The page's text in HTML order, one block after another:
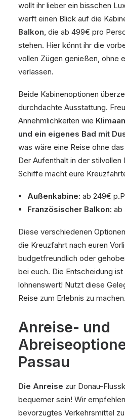
wollt ihr lieber ein bisschen
werft einen Blick auf die
Balkon, die ab 499€ pro
stehen. Hier könnt ihr die
vollen Zügen genießen, ohne
verlassen.
Beide Kabinenoptionen
durchdachte Ausstattung.
Annehmlichkeiten wie
und ein eigenes Bad mit
was wäre eine Reise ohne
Der Aufenthalt in der stilvollen
Schiffe macht eure
Außenkabine: ab 249€
Französischer Balkon: ab
Diese verschiedenen
die Kreuzfahrt nach euren
budgetfreundlich oder
bei euch. Die Entscheidung
lohnenswert! Nutzt diese
Reise zum Erlebnis zu machen.
Anreise- und
Passau
Die Anreise zur Donau-
bequemer sein! Wir
bevorzugtes Verkehrsmittel